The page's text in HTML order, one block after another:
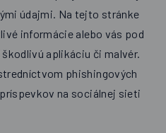
údajmi. Na tejto stránke
informácie alebo vás pod
aplikáciu či malvér.
phishingových
na sociálnej sieti